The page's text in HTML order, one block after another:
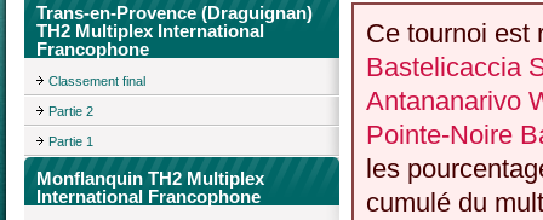
Trans-en-Provence (Draguignan)
TH2 Multiplex International
Francophone
Classement final
Partie 2
Partie 1
Monflanquin TH2 Multiplex
International Francophone
Ce tournoi est
Bastelicaccia
Antananarivo
Pointe-Noire
les
cumulé du